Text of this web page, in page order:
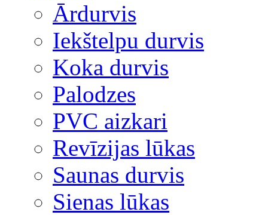
Ārdurvis
Iekštelpu durvis
Koka durvis
Palodzes
PVC aizkari
Revīzijas lūkas
Saunas durvis
Sienas lūkas